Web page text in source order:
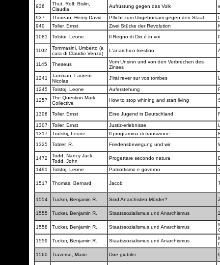
936
Thut, Rolf; Bislin,
Claudia
Aufrüstung gegen das Volk
937 Thoreau, Henry David Pflicht zum Ungehorsam gegen den Staat
940
Toller, Ernst Zwei Stücke der Revolution
1081
Tolstoi, Leone Il Regno di Dio è in voi
1102
Tommasini, Umberto (a
cura di Claudio Venza)
L'anarchico triestino
1145 Theseus
Vom Unsinn und von den Verbrechen des
Zinses
1241
Tamman, Laurent
Nicolas
J'irai rever sur vos tombes
1245 Tolstoj, Leone Auferstehung
1257
The Question Mark
Collective
How to stop whining and start living
1306 Toller, Ernst Eine Jugend in Deutschland
1307 Toller, Ernst Justiz-erlebnisse
1317
Trotskij, Leone Il programma di transizione
1325
Tobler, R. Friedensbewegung und wir
1472
Todd, Nancy Jack;
Todd, John
Progettare secondo natura
1491 Tolstoj, Leone Patriottismo e governo
1517 Thomas, Bernard Jacob
1554 Tucker, Benjamin R. Sind Anarchisten Mörder?
1555 Tucker, Benjamin R. Staatssozialismus und Anarchismus
1558 Tucker, Benjamin R. Staatssozialismus und Anarchismus
1559
Tucker, Benjamin R. Staatssozialismus und Anarchismus
1560
Traverso, Mario Due giubilei